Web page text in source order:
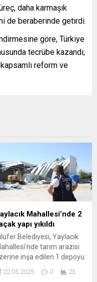
daha karmaşık
de beraberinde getirdi.
göre, Türkiye
tecrübe kazandı;
reform ve
Mahallesi’nde 2
yapı yıkıldı
Belediyesi, Yaylacık
tarım arazisi
inşa edilen 1 depoyu
1 depoyu da
hale getirdi.
22.05.2025 0 23